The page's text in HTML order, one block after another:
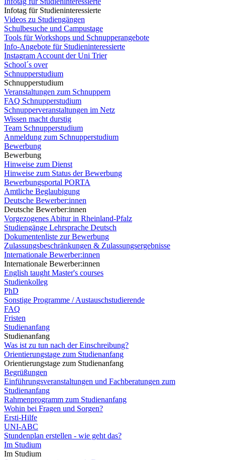
Infotag für Studieninteressierte
Videos zu Studiengängen
Schulbesuche und Campustage
Tools für Workshops und Schnupperangebote
Info-Angebote für Studieninteressierte
Instagram Account der Uni Trier
School´s over
Schnupperstudium
Schnupperstudium
Veranstaltungen zum Schnuppern
FAQ Schnupperstudium
Schnupperveranstaltungen im Netz
Wissen macht durstig
Team Schnupperstudium
Anmeldung zum Schnupperstudium
Bewerbung
Bewerbung
Hinweise zum Dienst
Hinweise zum Status der Bewerbung
Bewerbungsportal PORTA
Amtliche Beglaubigung
Deutsche Bewerber:innen
Deutsche Bewerber:innen
Vorgezogenes Abitur in Rheinland-Pfalz
Studiengänge Lehrsprache Deutsch
Dokumentenliste zur Bewerbung
Zulassungsbeschränkungen & Zulassungsergebnisse
Internationale Bewerber:innen
Internationale Bewerber:innen
English taught Master's courses
Studienkolleg
PhD
Sonstige Programme / Austauschstudierende
FAQ
Fristen
Studienanfang
Studienanfang
Was ist zu tun nach der Einschreibung?
Orientierungstage zum Studienanfang
Orientierungstage zum Studienanfang
Begrüßungen
Einführungsveranstaltungen und Fachberatungen zum
Studienanfang
Rahmenprogramm zum Studienanfang
Wohin bei Fragen und Sorgen?
Ersti-Hilfe
UNI-ABC
Stundenplan erstellen - wie geht das?
Im Studium
Im Studium